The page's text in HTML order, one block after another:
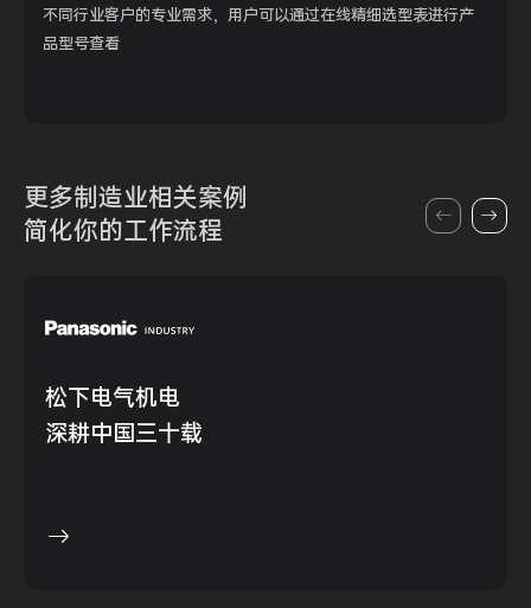
不同行业客户的专业需求，用户可以通过在线精细选型表进行产
品型号查看
更多制造业相关案例
简化你的工作流程
松下电气机电
深耕中国三十载